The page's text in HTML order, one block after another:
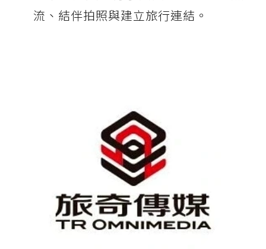
流、結伴拍照與建立旅行連結。